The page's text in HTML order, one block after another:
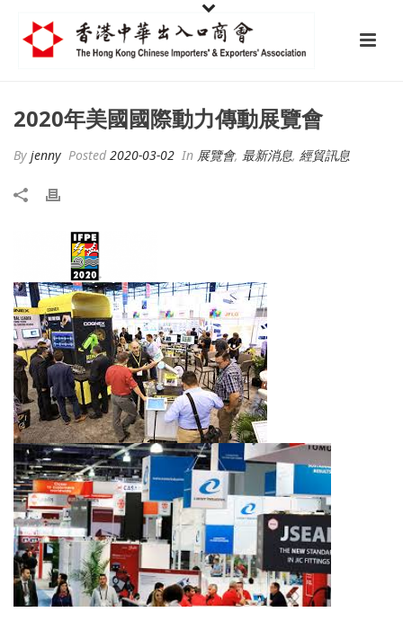
2020年美國國際動力傳動展覽會
By jenny Posted2020-03-02 In 展覽會, 最新消息, 經貿訊息